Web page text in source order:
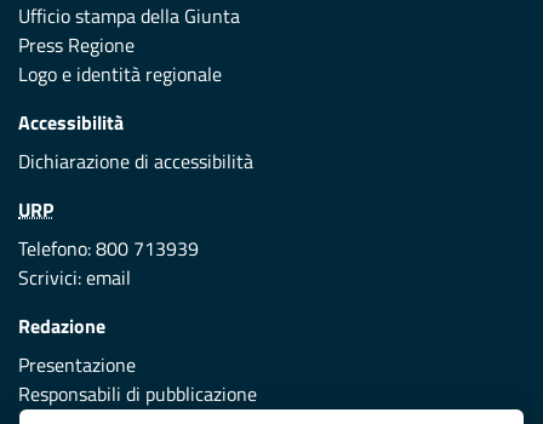
Ufficio stampa della Giunta
Press Regione
Logo e identità regionale
Accessibilità
Dichiarazione di accessibilità
URP
Telefono: 800 713939
Scrivici:email
Redazione
Presentazione
Responsabili di pubblicazione